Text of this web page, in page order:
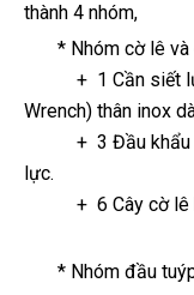
thành 4 nhóm,
* Nhóm cờ lê và
+ 1 Cần siết lực
Wrench) thân inox
+ 3 Đầu khẩu
lực.
+ 6 Cây cờ lê
* Nhóm đầu tuýp